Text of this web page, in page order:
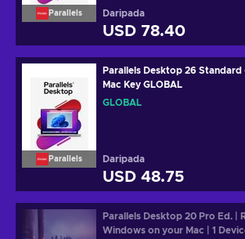
Parallels Daripada
USD 78.40
Parallels
Parallels Desktop 26 Standard -
Mac Key GLOBAL
GLOBAL
Daripada
USD 48.75
Parallels Desktop 20 Pro Ed. |
Windows on your Mac | 1